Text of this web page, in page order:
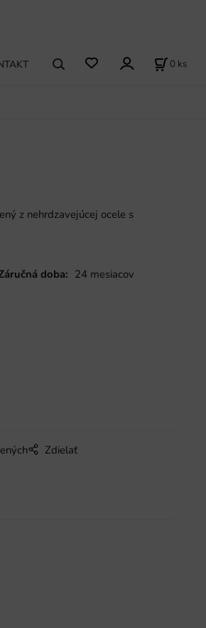
0 ks
z nehrdzavejúcej ocele s
doba: 24 mesiacov
Zdielať